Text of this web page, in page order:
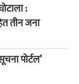
:
तीन जना
पोर्टल’